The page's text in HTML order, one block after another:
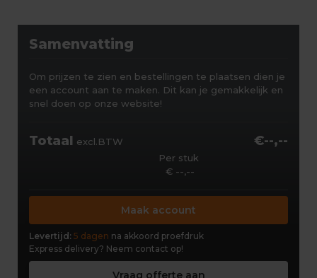
Samenvatting
Om prijzen te zien en bestellingen te plaatsen dien je
een account aan te maken. Dit kan je gemakkelijk en
snel doen op onze website!
Totaal excl.BTW €--,--
Per stuk
€ --,--
Maak account
Levertijd: 5 dagen na akkoord proefdruk
Express delivery? Neem contact op!
Vraag offerte aan